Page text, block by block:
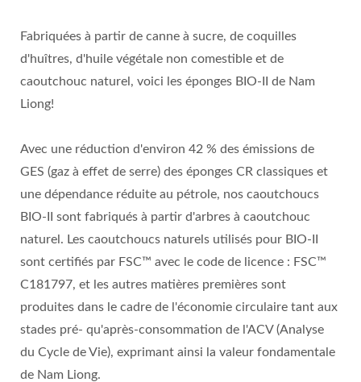
Fabriquées à partir de canne à sucre, de coquilles
d'huîtres, d'huile végétale non comestible et de
caoutchouc naturel, voici les éponges BIO-II de Nam
Liong!
Avec une réduction d'environ 42 % des émissions de
GES (gaz à effet de serre) des éponges CR classiques et
une dépendance réduite au pétrole, nos caoutchoucs
BIO-II sont fabriqués à partir d'arbres à caoutchouc
naturel. Les caoutchoucs naturels utilisés pour BIO-II
sont certifiés par FSC™ avec le code de licence : FSC™
C181797, et les autres matières premières sont
produites dans le cadre de l'économie circulaire tant aux
stades pré- qu'après-consommation de l'ACV (Analyse
du Cycle de Vie), exprimant ainsi la valeur fondamentale
de Nam Liong.